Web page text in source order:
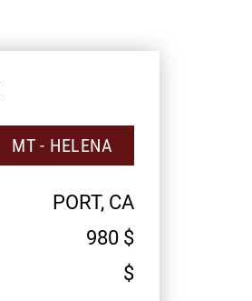
MT - HELENA
PORT, CA
980 $
$